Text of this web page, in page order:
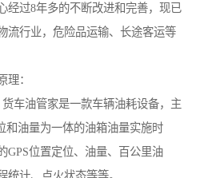
经过8年多的不断改进和完善，现已
流行业，危险品运输、长途客运等
理：
车油管家是一款车辆油耗设备，主
和油量为一体的油箱油量实施时
GPS位置定位、油量、百公里油